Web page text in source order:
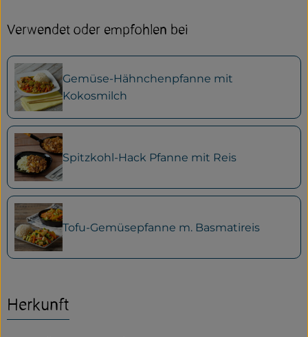
Verwendet oder empfohlen bei
Gemüse-Hähnchenpfanne mit
Kokosmilch
Spitzkohl-Hack Pfanne mit Reis
Tofu-Gemüsepfanne m. Basmatireis
Herkunft